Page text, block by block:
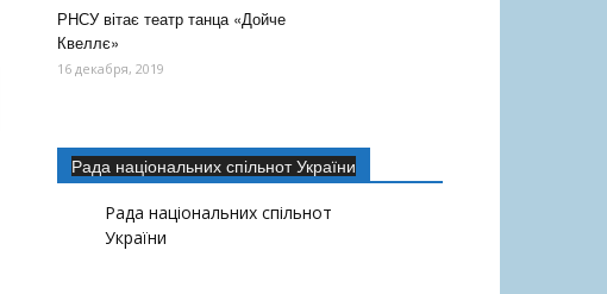
РНСУ вітає театр танца «Дойче
Квеллє»
16 декабря, 2019
Рада національних спільнот України
Рада національних спільнот
України